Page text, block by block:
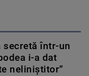
secretă într-un
i-a dat
neliniștitor”